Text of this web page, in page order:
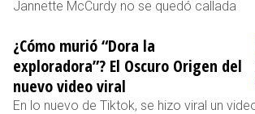
Jannette McCurdy no se quedó callada
¿Cómo murió “Dora la
exploradora”? El Oscuro Origen del
nuevo video viral
En lo nuevo de Tiktok, se hizo viral un